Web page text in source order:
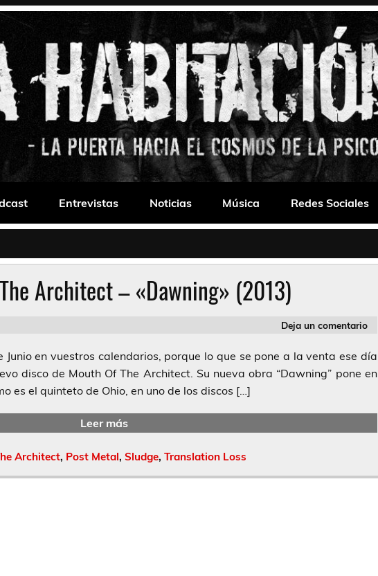
Entrevistas Noticias Música Redes Sociales
Architect – «Dawning» (2013)
Deja un comentario
en vuestros calendarios, porque lo que se pone a la venta ese día
disco de Mouth Of The Architect. Su nueva obra “Dawning” pone en
es el quinteto de Ohio, en uno de los discos […]
Leer más
Architect, Post Metal, Sludge, Translation Loss